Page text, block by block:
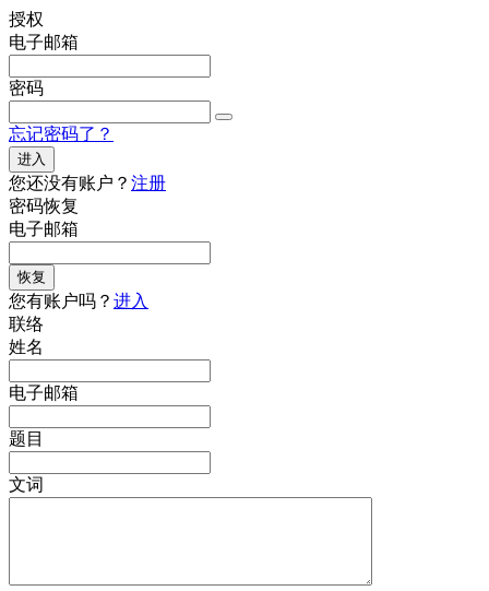
授权
电子邮箱
密码
忘记密码了？
进入
您还没有账户？ 注册
密码恢复
电子邮箱
恢复
您有账户吗？ 进入
联络
姓名
电子邮箱
题目
文词